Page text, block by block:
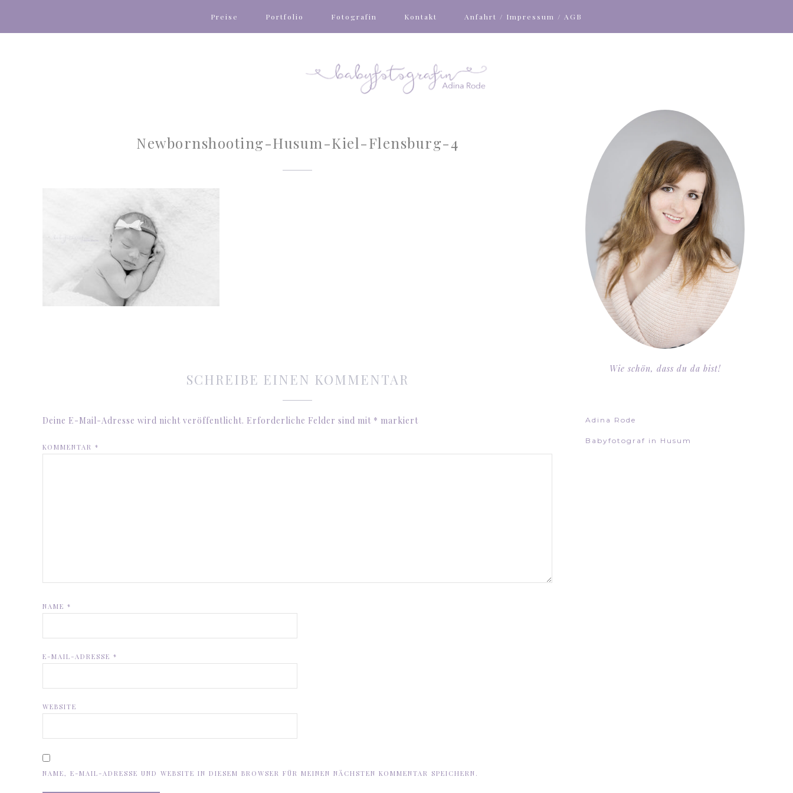
Preise Portfolio Fotografin Kontakt Anfahrt / Impressum / AGB
Newbornshooting-Husum-Kiel-Flensburg-4
SCHREIBE EINEN KOMMENTAR
Deine E-Mail-Adresse wird nicht veröffentlicht. Erforderliche Felder sind mit * markiert
KOMMENTAR *
NAME *
E-MAIL-ADRESSE *
WEBSITE
NAME, E-MAIL-ADRESSE UND WEBSITE IN DIESEM BROWSER FÜR MEINEN NÄCHSTEN KOMMENTAR SPEICHERN.
Wie schön, dass du da bist!
Adina Rode
Babyfotograf in Husum